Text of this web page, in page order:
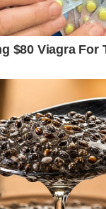
mereka
milik